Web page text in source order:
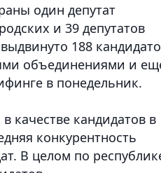
один депутат
и 39 депутатов
188
объединениями и
в понедельник.
кандидатов в
конкурентность
В целом по